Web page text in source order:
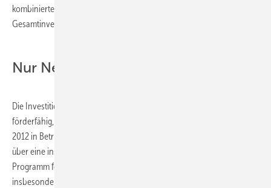
kombiniertes Photovoltaikanlagen-Batteriespeichersystem für die
Gesamtinvestition beantragt werden.
Nur Neuanlagen werden gefördert
Die Investition in das Batteriespeichersystem ist grundsätzlich nur
förderfähig, wenn die Photovoltaik-Anlage nach dem 31. Dezember
2012 in Betrieb genommen wurde und wenn die Photovoltaik-Anlage
über eine installierte Leistung von maximal 30 kW
Programm fokussiert somit auf kleine und mittelgroße Anlagen, die
insbesondere von Privatpersonen betrieben werden. Der